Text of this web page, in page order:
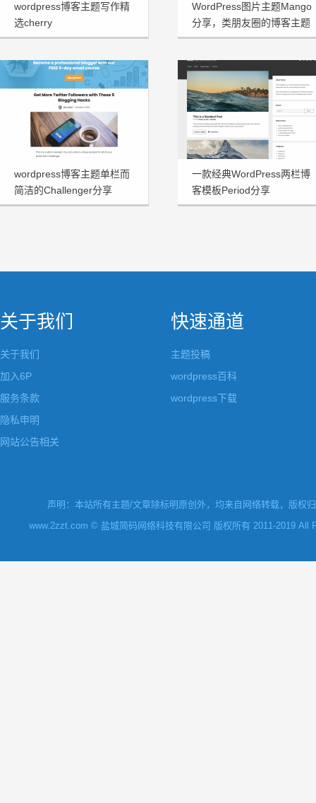
wordpress博客主题写作精
选cherry
WordPress图片主题Mango
分享，类朋友圈的博客主题
wordpress博客主题单栏而
简洁的Challenger分享
一款经典WordPress两栏博
客模板Period分享
关于我们
关于我们
加入6P
服务条款
隐私申明
网站公告相关
快速通道
主题投稿
wordpress百科
wordpress下载
声明：本站所有主题/文章除标明原创外，均来自网络转载，版权
www.2zzt.com © 盐城简码网络科技有限公司 版权所有 2011-2019